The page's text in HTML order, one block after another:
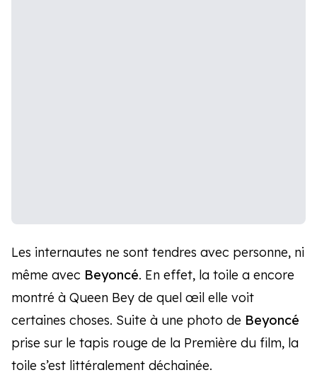
Les internautes ne sont tendres avec personne, ni
même avec Beyoncé. En effet, la toile a encore
montré à Queen Bey de quel œil elle voit
certaines choses. Suite à une photo de Beyoncé
prise sur le tapis rouge de la Première du film, la
toile s’est littéralement déchainée.